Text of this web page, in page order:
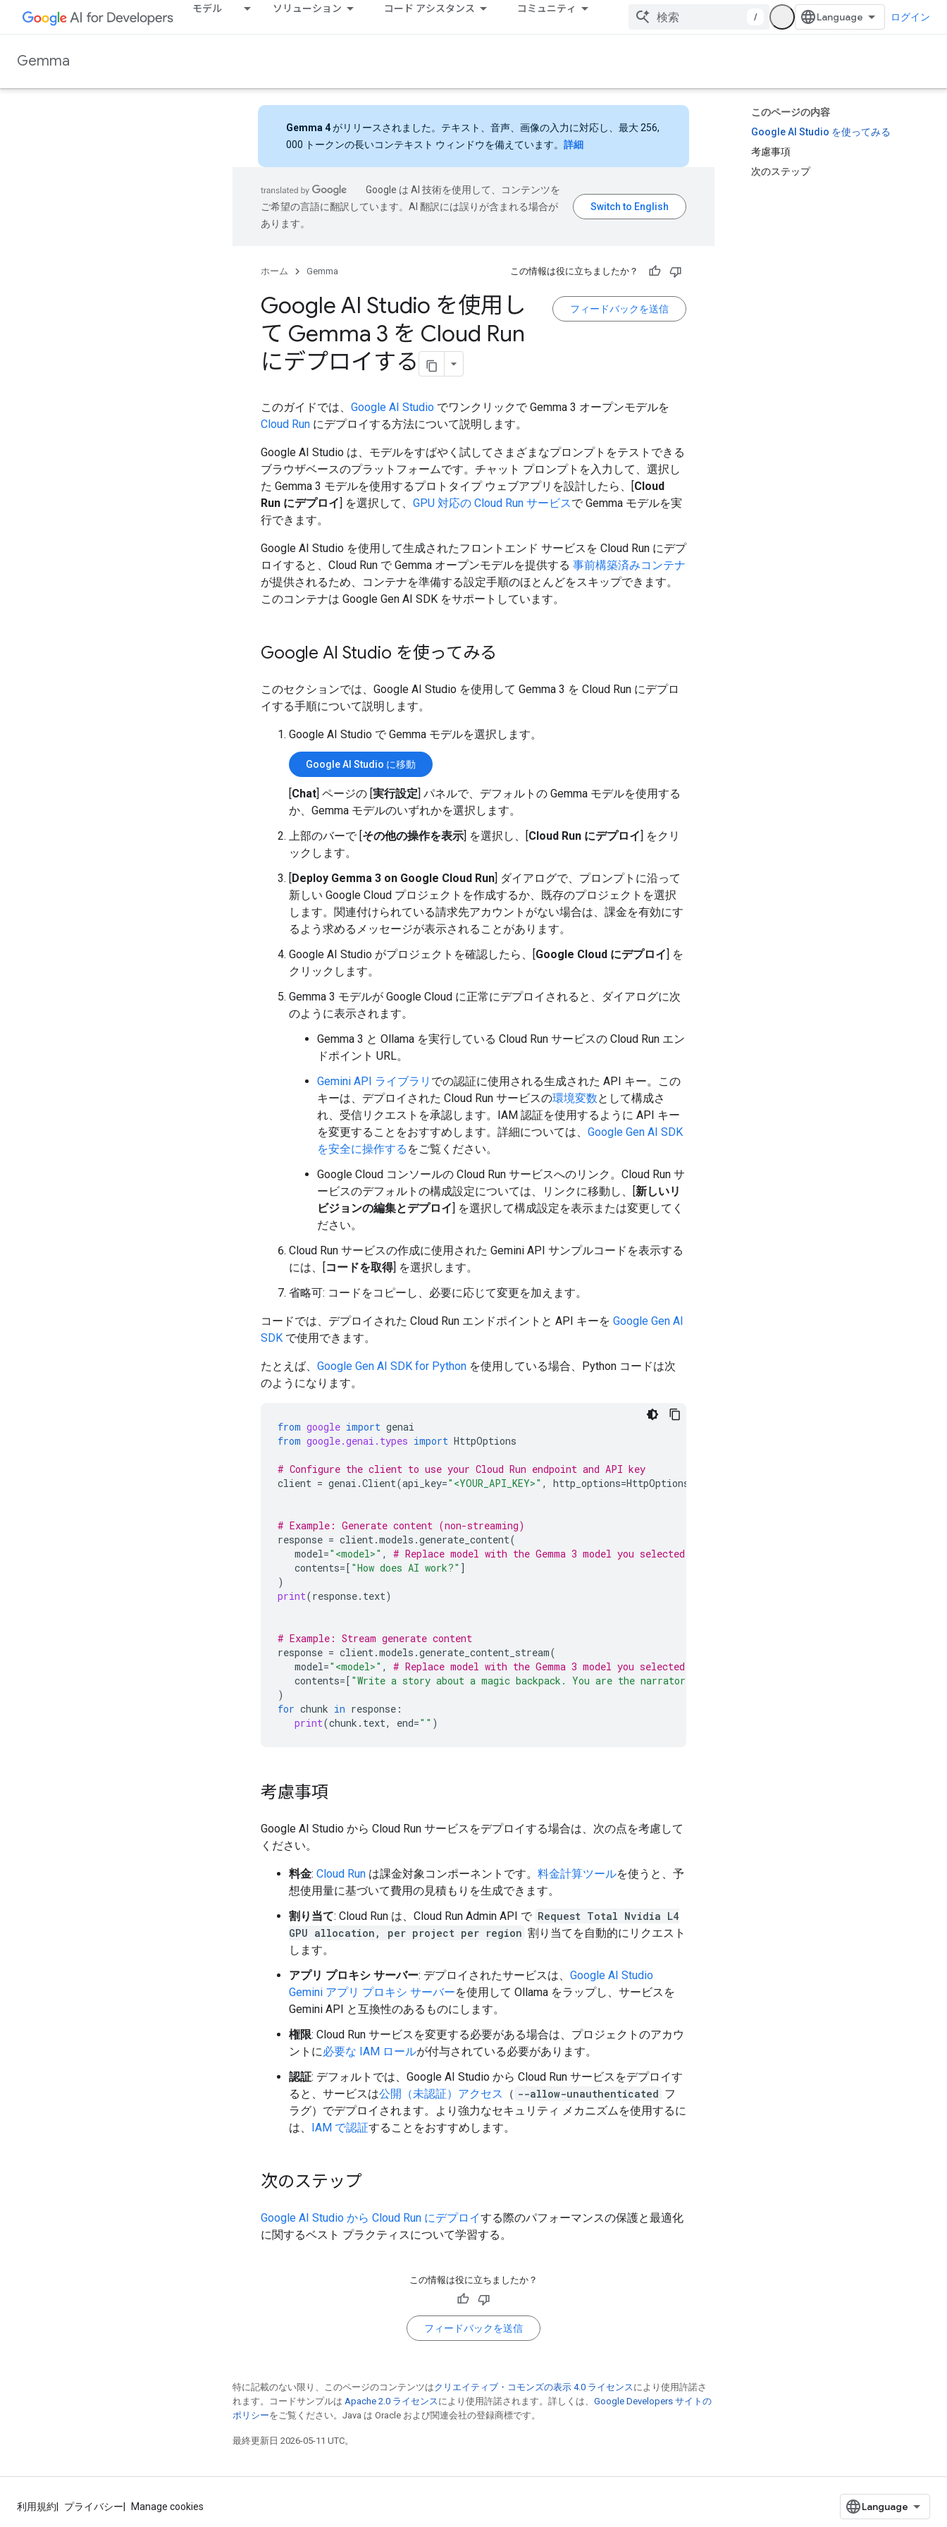
モデル ソリューション コード アシスタンス コミュニティ
/ ログイン
Gemma
このページの内容
Google AI Studio を使ってみる
考慮事項
次のステップ
Gemma 4がリリースされました。テキスト、音声、画像の入力に対応し、最大 256,
000 トークンの長いコンテキスト ウィンドウを備えています。 詳細
Google は AI 技術を使用して、コンテンツを
ご希望の言語に翻訳しています。AI 翻訳には誤りが含まれる場合が
あります。
ホーム Gemma この情報は役に立ちましたか？
フィードバックを送信
Google AI Studio を使用し
て Gemma 3 を Cloud Run
にデプロイする
このガイドでは、 Google AI Studio でワンクリックで Gemma 3 オープンモデルを
Cloud Run にデプロイする方法について説明します。
Google AI Studio は、モデルをすばやく試してさまざまなプロンプトをテストできる
ブラウザベースのプラットフォームです。チャット プロンプトを入力して、選択し
た Gemma 3 モデルを使用するプロトタイプ ウェブアプリを設計したら、[Cloud
Run にデプロイ] を選択して、 GPU 対応の Cloud Run サービスで Gemma モデルを実
行できます。
Google AI Studio を使用して生成されたフロントエンド サービスを Cloud Run にデプ
ロイすると、Cloud Run で Gemma オープンモデルを提供する 事前構築済みコンテナ
が提供されるため、コンテナを準備する設定手順のほとんどをスキップできます。
このコンテナは Google Gen AI SDK をサポートしています。
Google AI Studio を使ってみる
このセクションでは、Google AI Studio を使用して Gemma 3 を Cloud Run にデプロ
イする手順について説明します。
Google AI Studio で Gemma モデルを選択します。
Google AI Studio に移動
[Chat] ページの [実行設定] パネルで、デフォルトの Gemma モデルを使用する
か、Gemma モデルのいずれかを選択します。
上部のバーで [その他の操作を表示] を選択し、[Cloud Run にデプロイ] をクリ
ックします。
[Deploy Gemma 3 on Google Cloud Run] ダイアログで、プロンプトに沿って
新しい Google Cloud プロジェクトを作成するか、既存のプロジェクトを選択
します。関連付けられている請求先アカウントがない場合は、課金を有効にす
るよう求めるメッセージが表示されることがあります。
Google AI Studio がプロジェクトを確認したら、[Google Cloud にデプロイ] を
クリックします。
Gemma 3 モデルが Google Cloud に正常にデプロイされると、ダイアログに次
のように表示されます。
Gemma 3 と Ollama を実行している Cloud Run サービスの Cloud Run エン
ドポイント URL。
Gemini API ライブラリ での認証に使用される生成された API キー。この
キーは、デプロイされた Cloud Run サービスの環境変数として構成さ
れ、受信リクエストを承認します。IAM 認証を使用するように API キー
を変更することをおすすめします。詳細については、 Google Gen AI SDK
を安全に操作する をご覧ください。
Google Cloud コンソールの Cloud Run サービスへのリンク。Cloud Run サ
ービスのデフォルトの構成設定については、リンクに移動し、[新しいリ
ビジョンの編集とデプロイ] を選択して構成設定を表示または変更してく
ださい。
Cloud Run サービスの作成に使用された Gemini API サンプルコードを表示する
には、[コードを取得] を選択します。
省略可: コードをコピーし、必要に応じて変更を加えます。
コードでは、デプロイされた Cloud Run エンドポイントと API キーを Google Gen AI
SDK で使用できます。
たとえば、 Google Gen AI SDK for Python を使用している場合、Python コードは次
のようになります。
from google import genai
from google.genai.types import HttpOptions
# Configure the client to use your Cloud Run endpoint and API key
client = genai .Client(api_key="<YOUR_API_KEY>" , http_options=HttpOptions
# Example: Generate content (non-streaming)
response = client.models .generate_content(
model="<model>" ,
# Replace model with the Gemma 3 model you selected in Google AI Studio, such as "gemma-3-1b-it".
contents=[ "How does AI work?" ]
)
print(response. text)
# Example: Stream generate content
response = client.models .generate_content_stream(
model="<model>" ,
# Replace model with the Gemma 3 model you selected in Google AI Studio, such as "gemma-3-1b-it".
contents=[ "Write a story about a magic backpack. You are the narrator of an interactive text adventure game."
)
for chunk in response :
print(chunk . text, end="" )
考慮事項
Google AI Studio から Cloud Run サービスをデプロイする場合は、次の点を考慮して
ください。
料金: Cloud Run は課金対象コンポーネントです。 料金計算ツールを使うと、予
想使用量に基づいて費用の見積もりを生成できます。
割り当て: Cloud Run は、Cloud Run Admin API で Request Total Nvidia L4
GPU allocation, per project per region 割り当てを自動的にリクエスト
します。
アプリ プロキシ サーバー: デプロイされたサービスは、 Google AI Studio
Gemini アプリ プロキシ サーバーを使用して Ollama をラップし、サービスを
Gemini API と互換性のあるものにします。
権限: Cloud Run サービスを変更する必要がある場合は、プロジェクトのアカウ
ントに必要な IAM ロールが付与されている必要があります。
認証: デフォルトでは、Google AI Studio から Cloud Run サービスをデプロイす
ると、サービスは公開（未認証）アクセス （ --allow-unauthenticated フ
ラグ）でデプロイされます。より強力なセキュリティ メカニズムを使用するに
は、 IAM で認証することをおすすめします。
次のステップ
Google AI Studio から Cloud Run にデプロイする際のパフォーマンスの保護と最適化
に関するベスト プラクティスについて学習する。
この情報は役に立ちましたか？
フィードバックを送信
特に記載のない限り、このページのコンテンツはクリエイティブ・コモンズの表示 4.0 ライセンス により使用許諾さ
れます。コードサンプルは Apache 2.0 ライセンス により使用許諾されます。詳しくは、 Google Developers サイトの
ポリシーをご覧ください。Java は Oracle および関連会社の登録商標です。
最終更新日 2026-05-11 UTC。
利用規約 プライバシー Manage cookies